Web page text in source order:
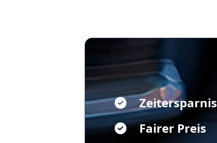
Zeitersparnis
Fairer Preis